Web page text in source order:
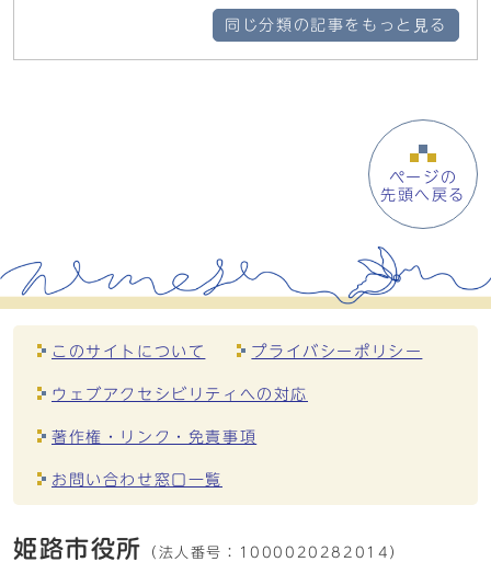
同じ分類の記事をもっと見る
ページの
先頭へ戻る
このサイトについて プライバシーポリシー
ウェブアクセシビリティへの対応
著作権・リンク・免責事項
お問い合わせ窓口一覧
姫路市役所 （法人番号： 1000020282014）